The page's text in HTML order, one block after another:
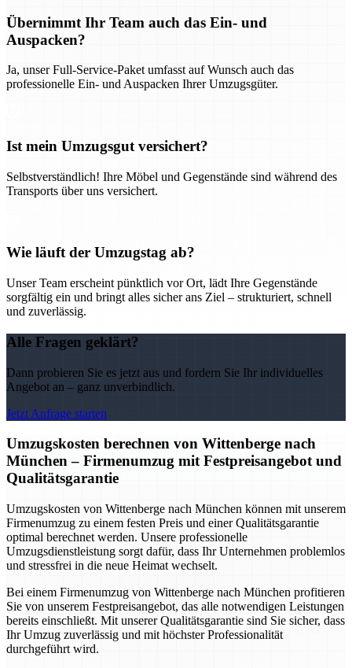
Übernimmt Ihr Team auch das Ein- und
Auspacken?
Ja, unser Full-Service-Paket umfasst auf Wunsch auch das
professionelle Ein- und Auspacken Ihrer Umzugsgüter.
Ist mein Umzugsgut versichert?
Selbstverständlich! Ihre Möbel und Gegenstände sind während des
Transports über uns versichert.
Wie läuft der Umzugstag ab?
Unser Team erscheint pünktlich vor Ort, lädt Ihre Gegenstände
sorgfältig ein und bringt alles sicher ans Ziel – strukturiert, schnell
und zuverlässig.
Alle Fragen geklärt?
Dann probieren Sie es jetzt aus und fordern Sie Ihr individuelles
Angebot an – ganz unverbindlich.
Jetzt Anfrage starten
Umzugskosten berechnen von Wittenberge nach
München – Firmenumzug mit Festpreisangebot und
Qualitätsgarantie
Umzugskosten von Wittenberge nach München können mit unserem
Firmenumzug zu einem festen Preis und einer Qualitätsgarantie
optimal berechnet werden. Unsere professionelle
Umzugsdienstleistung sorgt dafür, dass Ihr Unternehmen problemlos
und stressfrei in die neue Heimat wechselt.
Bei einem Firmenumzug von Wittenberge nach München profitieren
Sie von unserem Festpreisangebot, das alle notwendigen Leistungen
bereits einschließt. Mit unserer Qualitätsgarantie sind Sie sicher, dass
Ihr Umzug zuverlässig und mit höchster Professionalität
durchgeführt wird.